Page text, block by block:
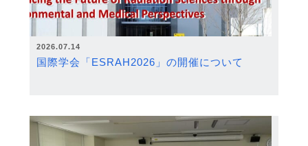
2026.07.14
国際学会「ESRAH2026」の開催について